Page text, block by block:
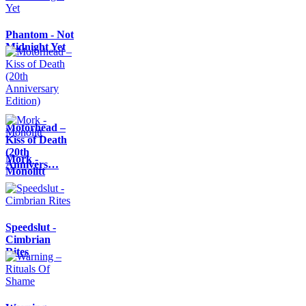
Phantom - Not
Midnight Yet
Motörhead –
Kiss of Death
(20th
Annivers…
Mork -
Monolitt
Speedslut -
Cimbrian
Rites